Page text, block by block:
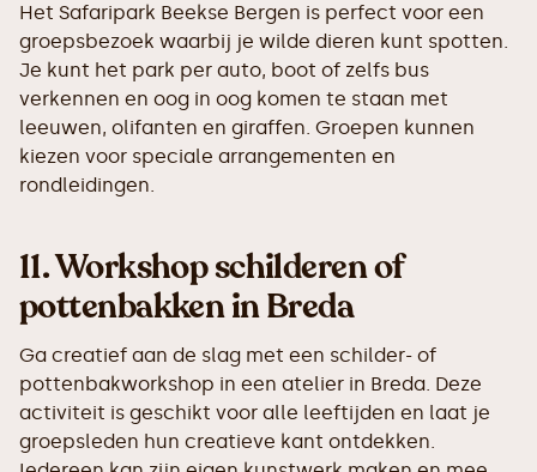
Het Safaripark Beekse Bergen is perfect voor een
groepsbezoek waarbij je wilde dieren kunt spotten.
Je kunt het park per auto, boot of zelfs bus
verkennen en oog in oog komen te staan met
leeuwen, olifanten en giraffen. Groepen kunnen
kiezen voor speciale arrangementen en
rondleidingen.
11.Workshop schilderen of
pottenbakken in Breda
Ga creatief aan de slag met een schilder- of
pottenbakworkshop in een atelier in Breda. Deze
activiteit is geschikt voor alle leeftijden en laat je
groepsleden hun creatieve kant ontdekken.